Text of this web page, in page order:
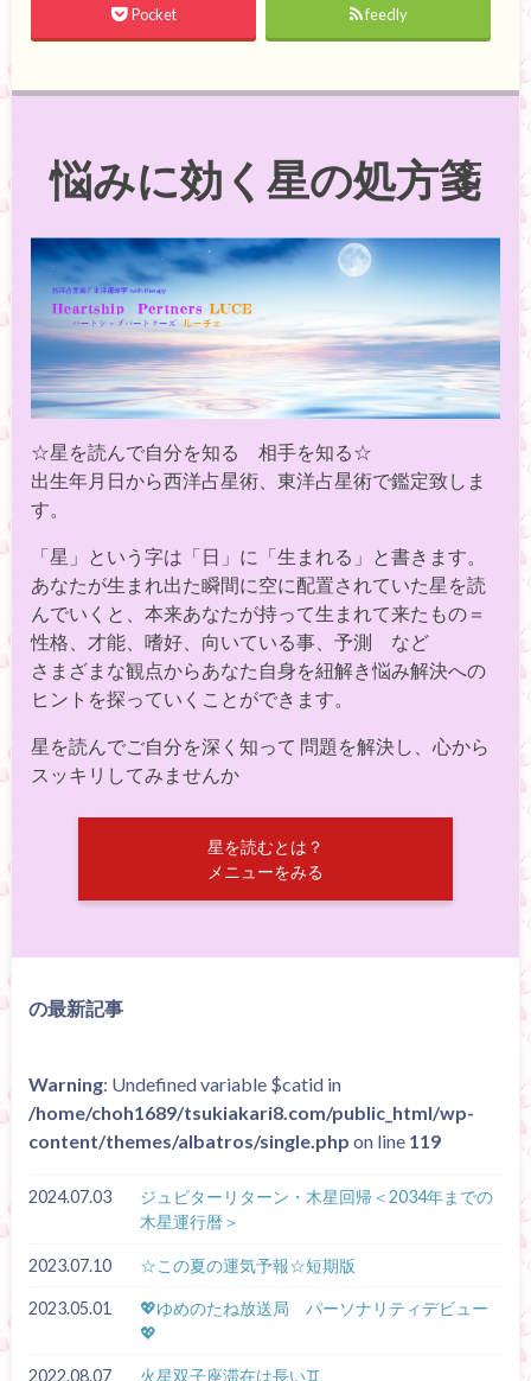
Pocket feedly
悩みに効く星の処方箋
☆星を読んで自分を知る 相手を知る☆
出生年月日から西洋占星術、東洋占星術で鑑定致しま
す。
「星」という字は「日」に「生まれる」と書きます。
あなたが生まれ出た瞬間に空に配置されていた星を読
んでいくと、本来あなたが持って生まれて来たもの＝
性格、才能、嗜好、向いている事、予測 など
さまざまな観点からあなた自身を紐解き悩み解決への
ヒントを探っていくことができます。
星を読んでご自分を深く知って 問題を解決し、心から
スッキリしてみませんか
星を読むとは？
メニューをみる
の最新記事
Warning: Undefined variable $catid in
/home/choh1689/tsukiakari8.com/public_html/wp-
content/themes/albatros/single.php on line 119
2024.07.03
ジュピターリターン・木星回帰＜2034年までの
木星運行暦＞
2023.07.10 ☆この夏の運気予報☆短期版
2023.05.01
💖ゆめのたね放送局 パーソナリティデビュー
💖
2022.08.07 火星双子座滞在は長い♊